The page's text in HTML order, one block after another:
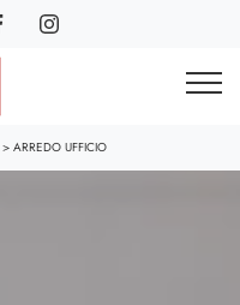
> ARREDO UFFICIO